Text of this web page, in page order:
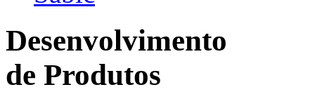
Desenvolvimento
de Produtos